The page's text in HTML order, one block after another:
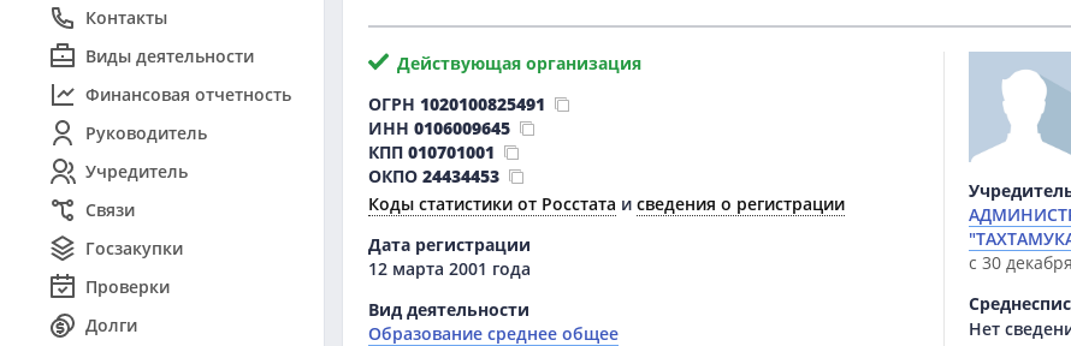
Контакты
Виды деятельности
Финансовая отчетность
Руководитель
Учредитель
Связи
Госзакупки
Проверки
Долги
Действующая организация
ОГРН 1020100825491
ИНН 0106009645
КПП 010701001
ОКПО 24434453
Коды статистики от Росстата и сведения о регистрации
Дата регистрации
12 марта 2001 года
Вид деятельности
Образование среднее общее
с 30
Нет